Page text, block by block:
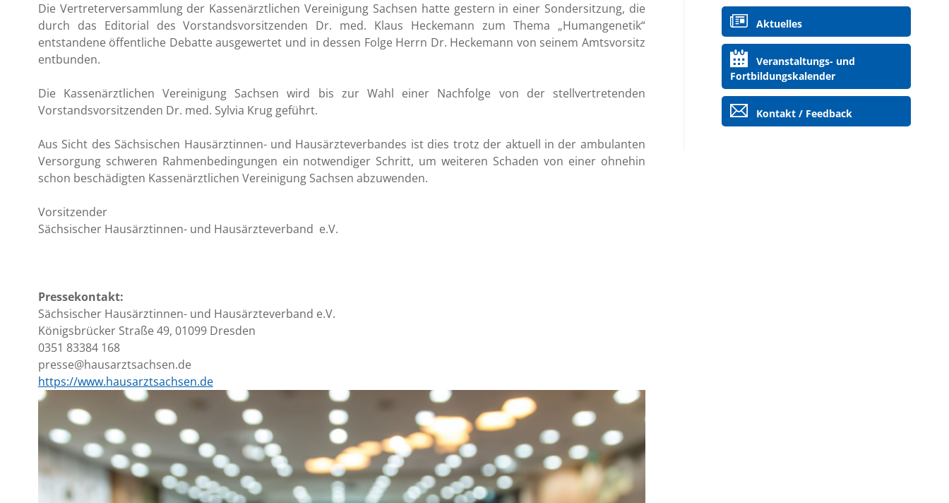
Die Vertreterversammlung der Kassenärztlichen Vereinigung Sachsen hatte gestern in einer Sondersitzung, die
durch das Editorial des Vorstandsvorsitzenden Dr. med. Klaus Heckemann zum Thema „Humangenetik“
entstandene öffentliche Debatte ausgewertet und in dessen Folge Herrn Dr. Heckemann von seinem Amtsvorsitz
entbunden.
Die Kassenärztlichen Vereinigung Sachsen wird bis zur Wahl einer Nachfolge von der stellvertretenden
Vorstandsvorsitzenden Dr. med. Sylvia Krug geführt.
Aus Sicht des Sächsischen Hausärztinnen- und Hausärzteverbandes ist dies trotz der aktuell in der ambulanten
Versorgung schweren Rahmenbedingungen ein notwendiger Schritt, um weiteren Schaden von einer ohnehin
schon beschädigten Kassenärztlichen Vereinigung Sachsen abzuwenden.
Vorsitzender
Sächsischer Hausärztinnen- und Hausärzteverband e.V.
Pressekontakt:
Sächsischer Hausärztinnen- und Hausärzteverband e.V.
Königsbrücker Straße 49, 01099 Dresden
0351 83384 168
presse@hausarztsachsen.de
https://www.hausarztsachsen.de
Navigation
überspringen
Aktuelles
Veranstaltungs- und
Fortbildungskalender
Kontakt / Feedback